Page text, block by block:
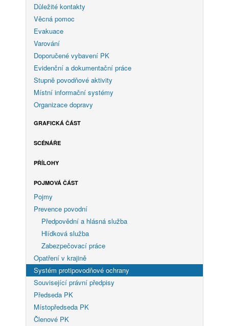
Důležité kontakty
Věcná pomoc
Evakuace
Varování
Doporučené vybavení PK
Evidenční a dokumentační práce
Stupně povodňové aktivity
Místní informační systémy
Organizace dopravy
GRAFICKÁ ČÁST
SCÉNÁŘE
PŘÍLOHY
POJMOVÁ ČÁST
Pojmy
Prevence povodní
Předpovědní a hlásná služba
Hlídková služba
Zabezpečovací práce
Opatření v krajině
Systém protipovodňové ochrany
Související právní předpisy
Předseda PK
Místopředseda PK
Členové PK